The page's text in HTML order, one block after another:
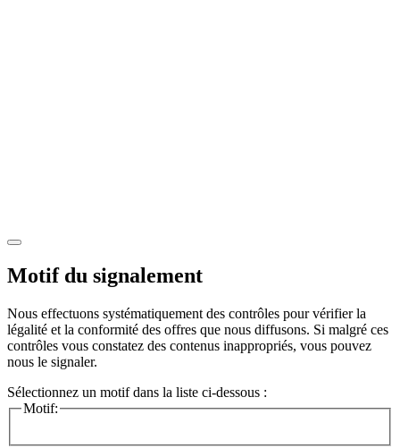
Motif du signalement
Nous effectuons systématiquement des contrôles pour vérifier la
légalité et la conformité des offres que nous diffusons. Si malgré ces
contrôles vous constatez des contenus inappropriés, vous pouvez
nous le signaler.
Sélectionnez un motif dans la liste ci-dessous :
Motif: